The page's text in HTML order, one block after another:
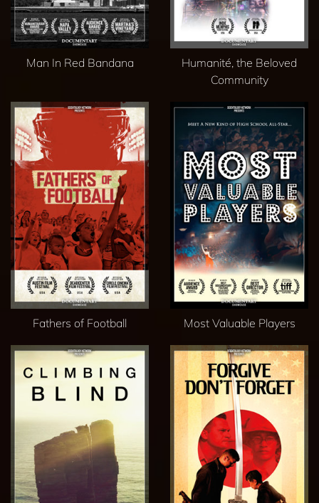
Man In Red Bandana
Humanité, the Beloved
Community
Fathers of Football Most Valuable Players